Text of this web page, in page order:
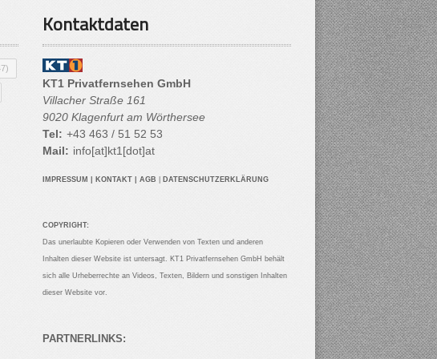
Kontaktdaten
KT1 Privatfernsehen GmbH
Villacher Straße 161
9020 Klagenfurt am Wörthersee
Tel: +43 463 / 51 52 53
Mail: info[at]kt1[dot]at
IMPRESSUM KONTAKT AGB DATENSCHUTZERKLÄRUNG
COPYRIGHT:
Das unerlaubte Kopieren oder Verwenden von Texten und anderen
Inhalten dieser Website ist untersagt. KT1 Privatfernsehen GmbH behält
sich alle Urheberrechte an Videos, Texten, Bildern und sonstigen Inhalten
dieser Website vor.
PARTNERLINKS: